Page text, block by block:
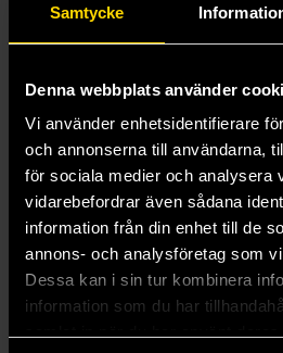
Samtycke
Denna webbplats använder
Vi använder enhetsidentifierare
och annonserna till användarna,
för sociala medier och analysera
vidarebefordrar även sådana
information från din enhet till de
annons- och analysföretag som
Dessa kan i sin tur kombinera
information som du har
history. Because if they don't, they'll
altogether.
Mer från K. J.